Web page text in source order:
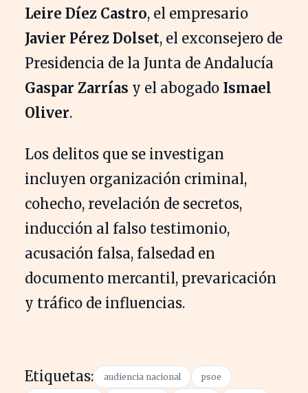
Leire Díez Castro, el empresario
Javier Pérez Dolset, el exconsejero de
Presidencia de la Junta de Andalucía
Gaspar Zarrías y el abogado Ismael
Oliver.
Los delitos que se investigan
incluyen organización criminal,
cohecho, revelación de secretos,
inducción al falso testimonio,
acusación falsa, falsedad en
documento mercantil, prevaricación
y tráfico de influencias.
Etiquetas: audiencia nacional psoe